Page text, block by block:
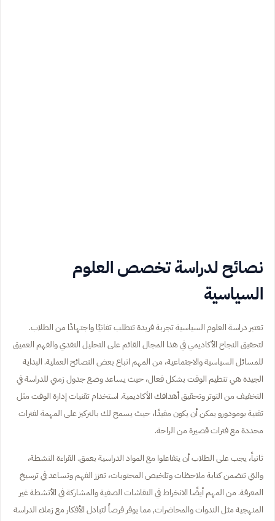
نصائح لدراسة تخصص العلوم
السياسية
تعتبر دراسة العلوم السياسية تجربة فريدة تتطلب تفانيًا واجتهادًا من الطلاب.
لتحقيق النجاح الأكاديمي في هذا المجال القائم على التحليل النقدي والفهم العميق
للمسائل السياسية والاجتماعية، من المهم اتباع بعض النصائح العملية. البداية
الجيدة هي تنظيم الوقت بشكل فعال، حيث يساعد وضع جدول زمني للدراسة في
التخفيف من التوتر وتحقيق أهدافك الأكاديمية. استخدام تقنيات إدارة الوقت مثل
تقنية بومودورو يمكن أن يكون مفيدًا، حيث يسمح لك بالتركيز على المهمة لفترات
محددة مع فترات قصيرة من الراحة.
ثانياً، يجب على الطلاب أن يتفاعلوا مع المواد الدراسية بعمق. القراءة النشطة،
والتي تتضمن كتابة ملاحظات وتلخيص المحتويات، تعزز الفهم وتساعد في ترسيخ
المعرفة. من المهم أيضًا الانخراط في النقاشات الصفية والمشاركة في الأنشطة غير
المنهجية مثل الندوات والمحاضرات, مما يوفر فرصاً لتبادل الأفكار مع زملاء الدراسة